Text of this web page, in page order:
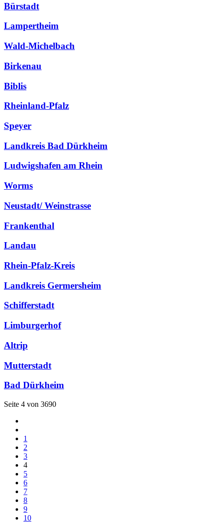
Bürstadt
Lampertheim
Wald-Michelbach
Birkenau
Biblis
Rheinland-Pfalz
Speyer
Landkreis Bad Dürkheim
Ludwigshafen am Rhein
Worms
Neustadt/ Weinstrasse
Frankenthal
Landau
Rhein-Pfalz-Kreis
Landkreis Germersheim
Schifferstadt
Limburgerhof
Altrip
Mutterstadt
Bad Dürkheim
Seite 4 von 3690
1
2
3
4
5
6
7
8
9
10